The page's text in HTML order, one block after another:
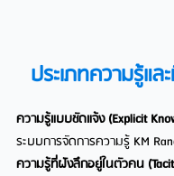
ประเภทความรู้แ
ความรู้แบบชัดแจ้ง (Explicit
ระบบการจัดการความรู้ KM
ความรู้ที่ฝังลึกอยู่ในตัวคน